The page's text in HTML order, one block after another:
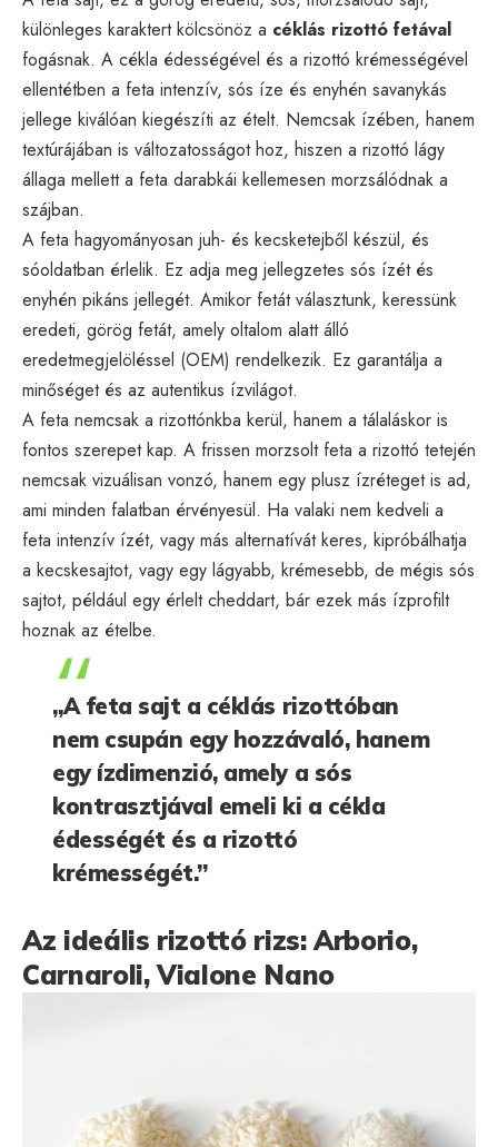
különleges karaktert kölcsönöz a céklás rizottó fetával
fogásnak. A cékla édességével és a rizottó krémességével
ellentétben a feta intenzív, sós íze és enyhén savanykás
jellege kiválóan kiegészíti az ételt. Nemcsak ízében, hanem
textúrájában is változatosságot hoz, hiszen a rizottó lágy
állaga mellett a feta darabkái kellemesen morzsálódnak a
szájban.
A feta hagyományosan juh- és kecsketejből készül, és
sóoldatban érlelik. Ez adja meg jellegzetes sós ízét és
enyhén pikáns jellegét. Amikor fetát választunk, keressünk
eredeti, görög fetát, amely oltalom alatt álló
eredetmegjelöléssel (OEM) rendelkezik. Ez garantálja a
minőséget és az autentikus ízvilágot.
A feta nemcsak a rizottónkba kerül, hanem a tálaláskor is
fontos szerepet kap. A frissen morzsolt feta a rizottó tetején
nemcsak vizuálisan vonzó, hanem egy plusz ízréteget is ad,
ami minden falatban érvényesül. Ha valaki nem kedveli a
feta intenzív ízét, vagy más alternatívát keres, kipróbálhatja
a kecskesajtot, vagy egy lágyabb, krémesebb, de mégis sós
sajtot, például egy érlelt cheddart, bár ezek más ízprofilt
hoznak az ételbe.
„A feta sajt a céklás rizottóban
nem csupán egy hozzávaló, hanem
egy ízdimenzió, amely a sós
kontrasztjával emeli ki a cékla
édességét és a rizottó
krémességét.”
Az ideális rizottó rizs: Arborio,
Carnaroli, Vialone Nano